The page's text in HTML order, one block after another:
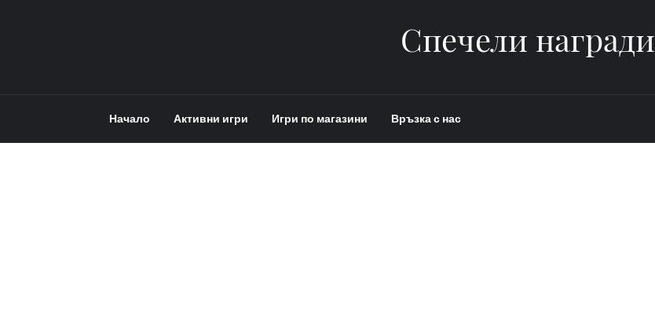
Спечели награди
Начало Активни игри Игри по магазини Връзка с нас